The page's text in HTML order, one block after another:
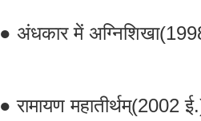
● अंधकार में
● रामायण महातीर्थम्(2002